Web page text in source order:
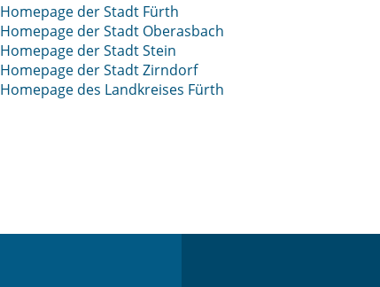
Homepage der Stadt Fürth
Homepage der Stadt Oberasbach
Homepage der Stadt Stein
Homepage der Stadt Zirndorf
Homepage des Landkreises Fürth